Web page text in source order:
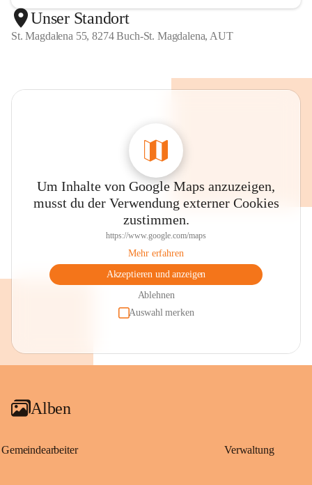
Unser Standort
St. Magdalena 55, 8274 Buch-St. Magdalena, AUT
Um Inhalte von Google Maps anzuzeigen,
musst du der Verwendung externer Cookies
zustimmen.
https://www.google.com/maps
Mehr erfahren
Akzeptieren und anzeigen
Ablehnen
Auswahl merken
Alben
Gemeindearbeiter Verwaltung